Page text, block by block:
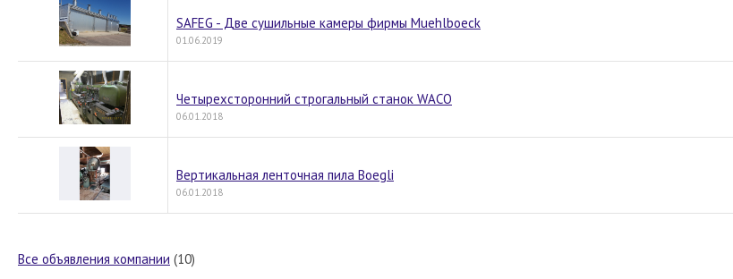
SAFEG - Две сушильные камеры фирмы Muehlboeck
01.06.2019
Четырехсторонний строгальный станок WACO
06.01.2018
Вертикальная ленточная пила Boegli
06.01.2018
Все объявления компании (10)